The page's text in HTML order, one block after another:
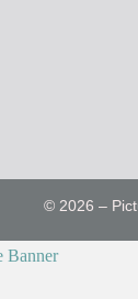
© 2026 –
Banner